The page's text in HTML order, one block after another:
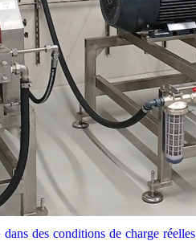
des conditions de charge réelles